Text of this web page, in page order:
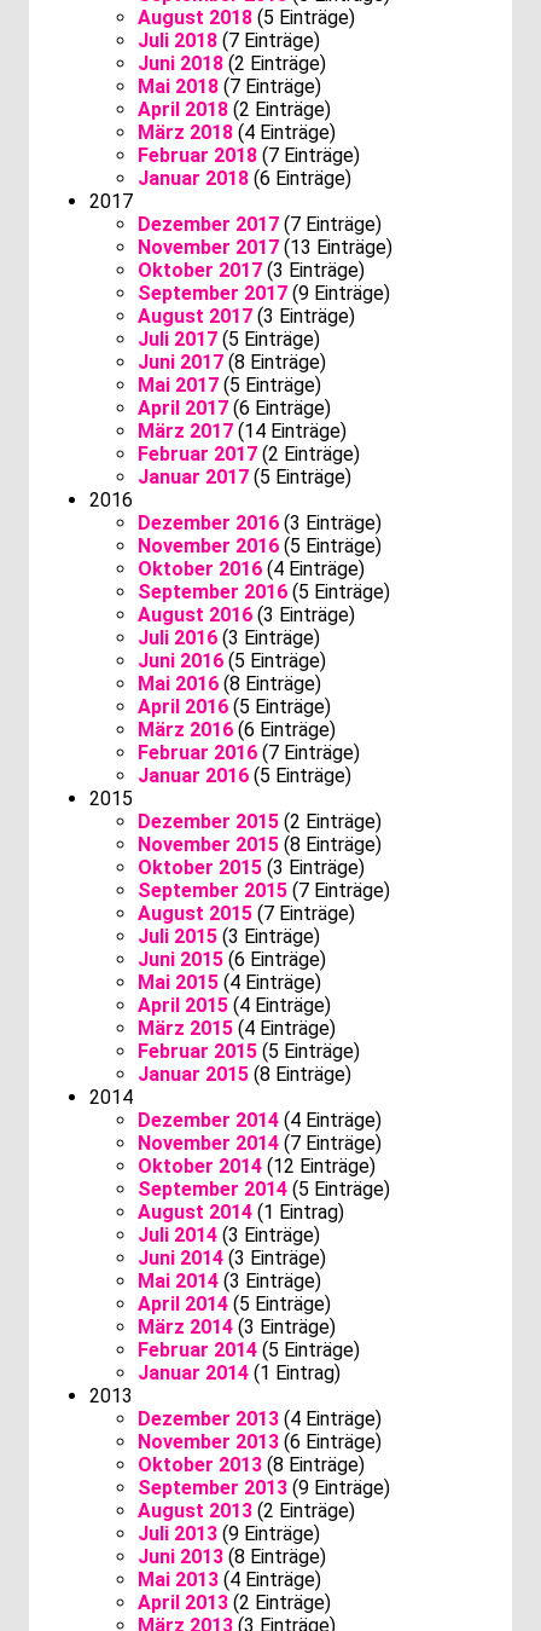
August 2018 (5 Einträge)
Juli 2018 (7 Einträge)
Juni 2018 (2 Einträge)
Mai 2018 (7 Einträge)
April 2018 (2 Einträge)
März 2018 (4 Einträge)
Februar 2018 (7 Einträge)
Januar 2018 (6 Einträge)
2017
Dezember 2017 (7 Einträge)
November 2017 (13 Einträge)
Oktober 2017 (3 Einträge)
September 2017 (9 Einträge)
August 2017 (3 Einträge)
Juli 2017 (5 Einträge)
Juni 2017 (8 Einträge)
Mai 2017 (5 Einträge)
April 2017 (6 Einträge)
März 2017 (14 Einträge)
Februar 2017 (2 Einträge)
Januar 2017 (5 Einträge)
2016
Dezember 2016 (3 Einträge)
November 2016 (5 Einträge)
Oktober 2016 (4 Einträge)
September 2016 (5 Einträge)
August 2016 (3 Einträge)
Juli 2016 (3 Einträge)
Juni 2016 (5 Einträge)
Mai 2016 (8 Einträge)
April 2016 (5 Einträge)
März 2016 (6 Einträge)
Februar 2016 (7 Einträge)
Januar 2016 (5 Einträge)
2015
Dezember 2015 (2 Einträge)
November 2015 (8 Einträge)
Oktober 2015 (3 Einträge)
September 2015 (7 Einträge)
August 2015 (7 Einträge)
Juli 2015 (3 Einträge)
Juni 2015 (6 Einträge)
Mai 2015 (4 Einträge)
April 2015 (4 Einträge)
März 2015 (4 Einträge)
Februar 2015 (5 Einträge)
Januar 2015 (8 Einträge)
2014
Dezember 2014 (4 Einträge)
November 2014 (7 Einträge)
Oktober 2014 (12 Einträge)
September 2014 (5 Einträge)
August 2014 (1 Eintrag)
Juli 2014 (3 Einträge)
Juni 2014 (3 Einträge)
Mai 2014 (3 Einträge)
April 2014 (5 Einträge)
März 2014 (3 Einträge)
Februar 2014 (5 Einträge)
Januar 2014 (1 Eintrag)
2013
Dezember 2013 (4 Einträge)
November 2013 (6 Einträge)
Oktober 2013 (8 Einträge)
September 2013 (9 Einträge)
August 2013 (2 Einträge)
Juli 2013 (9 Einträge)
Juni 2013 (8 Einträge)
Mai 2013 (4 Einträge)
April 2013 (2 Einträge)
März 2013 (3 Einträge)